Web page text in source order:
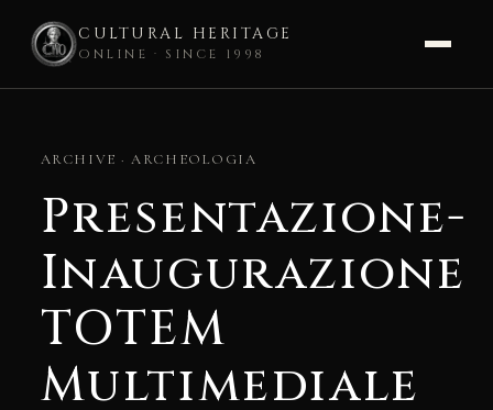
CULTURAL HERITAGE
ONLINE · SINCE 1998
contentARCHIVE · ARCHEOLOGIA
Presentazione-
Inaugurazione
TOTEM
Multimediale